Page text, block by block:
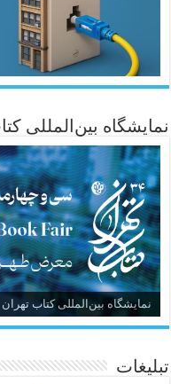
نمایشگاه بین‌المللی
نمایشگاه بین‌المللی کتاب تهران
تبلیغات